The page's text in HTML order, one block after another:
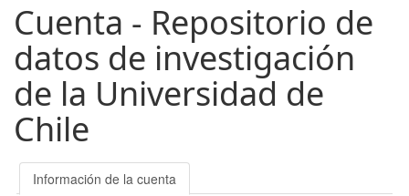
Cuenta - Repositorio de
datos de investigación
de la Universidad de
Chile
Información de la cuenta